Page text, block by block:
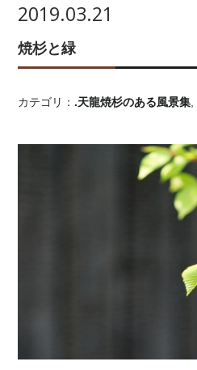
2019.03.21
焼杉と緑
カテゴリ： .天龍焼杉のある風景集